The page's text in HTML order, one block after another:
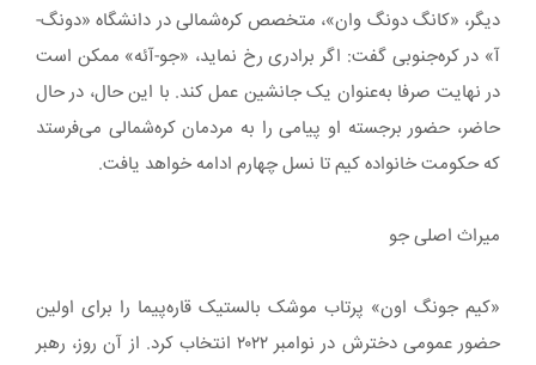
دیگر، «کانگ دونگ وان»، متخصص کره‌شمالی در دانشگاه «دونگ-
آ» در کره‌جنوبی گفت: اگر برادری رخ نماید، «جو-آئه» ممکن است
در نهایت صرفا به‌عنوان یک جانشین عمل کند. با این حال، در حال
حاضر، حضور برجسته او پیامی را به مردمان کره‌شمالی‌ می‌فرستد
که حکومت خانواده کیم تا نسل چهارم ادامه خواهد یافت.
میراث اصلی جو
«کیم جونگ اون» پرتاب موشک بالستیک قاره‌پیما را برای اولین
حضور عمومی دخترش در نوامبر ۲۰۲۲ انتخاب کرد. از آن روز، رهبر